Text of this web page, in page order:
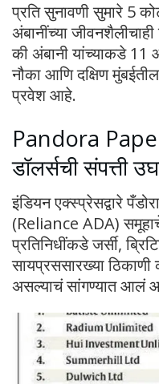
प्रति सुनावणी सुमारे 5
अंबानींच्या
की अंबानी यांच्याकडे
नौका आणि दक्षिण
प्रवेश आहे.
Pandora
डॉलर्सची संपत्ती
इंडियन एक्स्प्रेसद्वारे
(Reliance ADA)
प्रतिनिधींकडे जर्सी,
सायप्रससारख्या
असल्याचं सांगण्यात आलं